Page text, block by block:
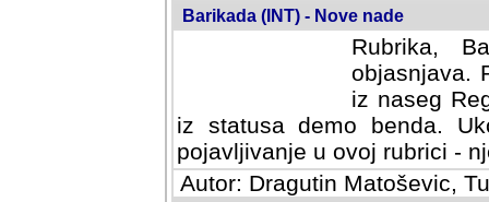
Barikada (INT) - Nove nade
Rubrika,
objasnjava.
iz naseg
iz statusa demo benda.
pojavljivanje u ovoj rubrici -
Autor: Dragutin Matoševic,